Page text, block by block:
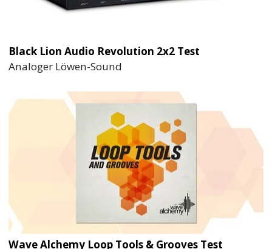
Black Lion Audio Revolution 2x2 Test
Analoger Löwen-Sound
Wave Alchemy Loop Tools & Grooves Test